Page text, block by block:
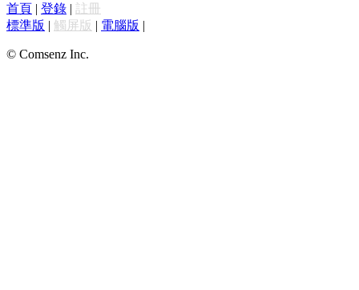
首頁 | 登錄 | 註冊
標準版 | 觸屏版 | 電腦版 |
© Comsenz Inc.